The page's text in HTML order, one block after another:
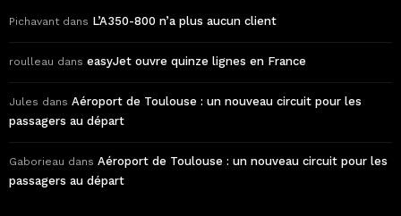
Pichavant dans L’A350-800 n’a plus aucun client
roulleau dans easyJet ouvre quinze lignes en France
Jules dans Aéroport de Toulouse : un nouveau circuit pour les
passagers au départ
Gaborieau dans Aéroport de Toulouse : un nouveau circuit pour les
passagers au départ